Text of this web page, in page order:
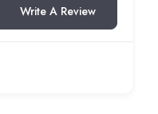
Write A Review